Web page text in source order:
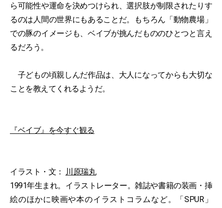
ら可能性や運命を決めつけられ、選択肢が制限されたりす
るのは人間の世界にもあることだ。もちろん「動物農場」
での豚のイメージも、ベイブが挑んだもののひとつと言え
るだろう。
子どもの頃親しんだ作品は、大人になってからも大切な
ことを教えてくれるようだ。
『ベイブ』を今すぐ観る
イラスト・文：
川原瑞丸
1991年生まれ。イラストレーター。雑誌や書籍の装画・挿
絵のほかに映画や本のイラストコラムなど。「SPUR」